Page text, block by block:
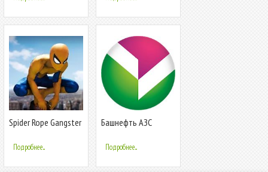
Spider Rope Gangster
Hero Game
Подробнее...
Башнефть АЗС
Подробнее...